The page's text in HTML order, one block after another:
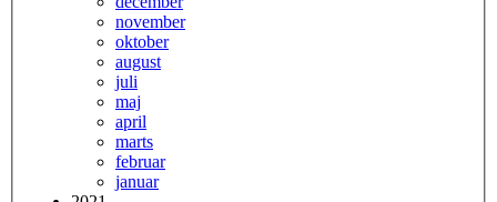
november
oktober
august
juli
maj
april
marts
februar
januar